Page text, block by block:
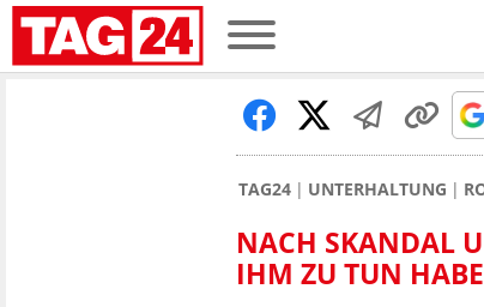
TAG24 UNTERHALTUNG
NACH SKANDAL
IHM ZU TUN